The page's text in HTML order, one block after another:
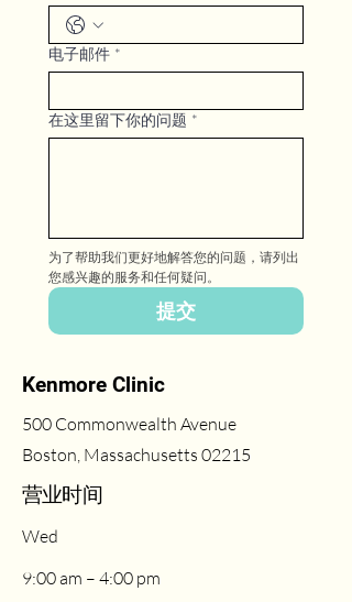
电子邮件 *
在这里留下你的问题 *
为了帮助我们更好地解答您的问题，请列出
您感兴趣的服务和任何疑问。
提交
Kenmore Clinic
500 Commonwealth Avenue
Boston, Massachusetts 02215
​营业时间
Wed
9:00 am – 4:00 pm